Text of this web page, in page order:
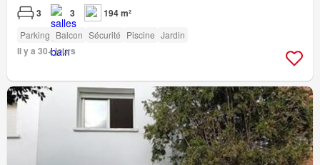
3 3 194 m²
Parking Balcon Sécurité Piscine Jardin
Il y a 30+ jours